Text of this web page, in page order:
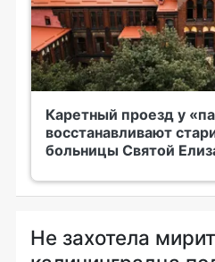
Каретный проезд у
восстанавливают
больницы Святой
Не захотела